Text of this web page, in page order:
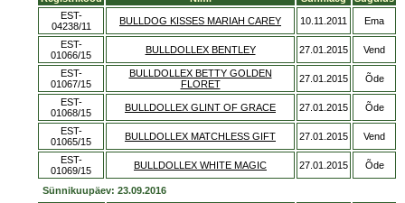
EST-
04238/11
BULLDOG KISSES MARIAH CAREY 10.11.2011 Ema
EST-
01066/15
BULLDOLLEX BENTLEY 27.01.2015 Vend
EST-
01067/15
BULLDOLLEX BETTY GOLDEN
FLORET
27.01.2015 Õde
EST-
01068/15
BULLDOLLEX GLINT OF GRACE 27.01.2015 Õde
EST-
01065/15
BULLDOLLEX MATCHLESS GIFT 27.01.2015 Vend
EST-
01069/15
BULLDOLLEX WHITE MAGIC 27.01.2015 Õde
Sünnikuupäev: 23.09.2016